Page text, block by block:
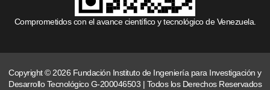
Comprometidos con el avance científico y tecnológico de Venezuela.
Copyright © 2026 Fundación Instituto de Ingeniería para Investigación y
Desarrollo Tecnológico G-200046503 | Todos los Derechos Reservados